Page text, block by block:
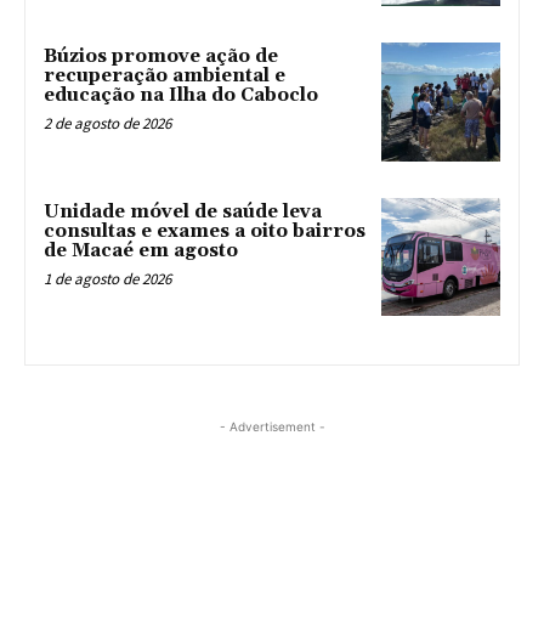
Búzios promove ação de
recuperação ambiental e
educação na Ilha do Caboclo
2 de agosto de 2026
Unidade móvel de saúde leva
consultas e exames a oito bairros
de Macaé em agosto
1 de agosto de 2026
- Advertisement -